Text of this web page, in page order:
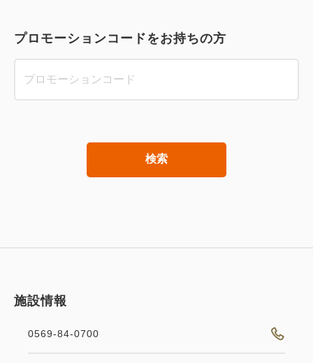
プロモーションコードをお持ちの方
検索
施設情報
0569-84-0700